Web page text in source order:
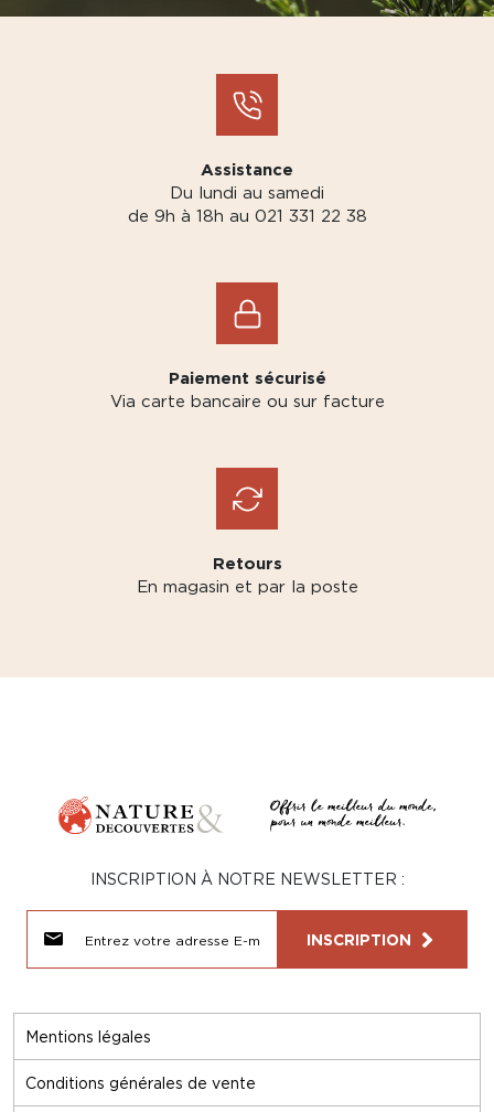
Assistance
Du lundi au samedi
de 9h à 18h au 021 331 22 38
Paiement sécurisé
Via carte bancaire ou sur facture
Retours
En magasin et par la poste
Mentions légales
Conditions générales de vente
INSCRIPTION À NOTRE NEWSLETTER :
INSCRIPTION